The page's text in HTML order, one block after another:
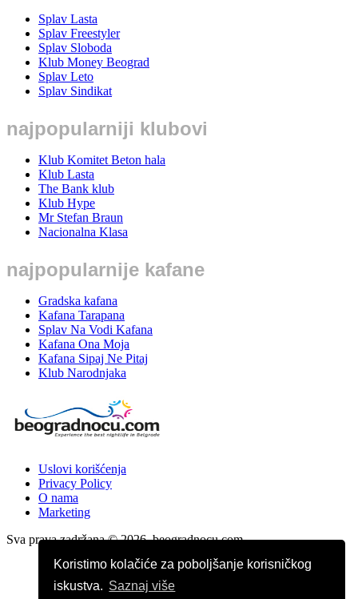
Koristimo kolačiće za poboljšanje korisničkog
iskustva. Saznaj više
Splav Lasta
Splav Freestyler
Splav Sloboda
Klub Money Beograd
Splav Leto
Splav Sindikat
najpopularniji klubovi
Klub Komitet Beton hala
Klub Lasta
The Bank klub
Klub Hype
Mr Stefan Braun
Nacionalna Klasa
najpopularnije kafane
Gradska kafana
Kafana Tarapana
Splav Na Vodi Kafana
Kafana Ona Moja
Kafana Sipaj Ne Pitaj
Klub Narodnjaka
Uslovi korišćenja
Privacy Policy
O nama
Marketing
Sva prava zadržana © 2026. beogradnocu.com